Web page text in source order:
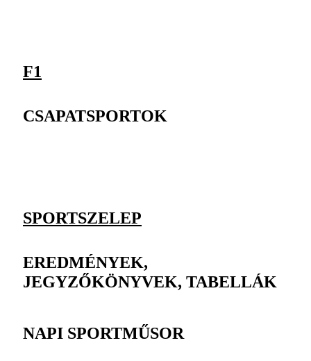
F1
CSAPATSPORTOK
SPORTSZELEP
EREDMÉNYEK,
JEGYZŐKÖNYVEK, TABELLÁK
NAPI SPORTMŰSOR